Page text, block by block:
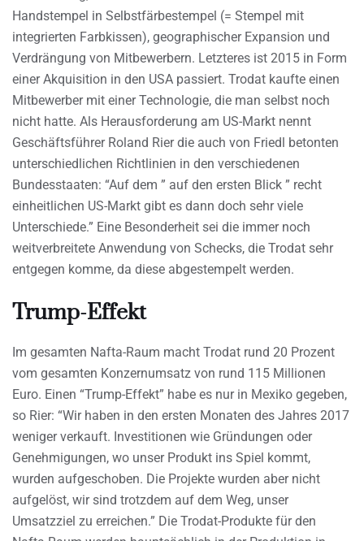
Handstempel in Selbstfärbestempel (= Stempel mit
integrierten Farbkissen), geographischer Expansion und
Verdrängung von Mitbewerbern. Letzteres ist 2015 in Form
einer Akquisition in den USA passiert. Trodat kaufte einen
Mitbewerber mit einer Technologie, die man selbst noch
nicht hatte. Als Herausforderung am US-Markt nennt
Geschäftsführer Roland Rier die auch von Friedl betonten
unterschiedlichen Richtlinien in den verschiedenen
Bundesstaaten: “Auf dem ” auf den ersten Blick ” recht
einheitlichen US-Markt gibt es dann doch sehr viele
Unterschiede.” Eine Besonderheit sei die immer noch
weitverbreitete Anwendung von Schecks, die Trodat sehr
entgegen komme, da diese abgestempelt werden.
Trump-Effekt
Im gesamten Nafta-Raum macht Trodat rund 20 Prozent
vom gesamten Konzernumsatz von rund 115 Millionen
Euro. Einen “Trump-Effekt” habe es nur in Mexiko gegeben,
so Rier: “Wir haben in den ersten Monaten des Jahres 2017
weniger verkauft. Investitionen wie Gründungen oder
Genehmigungen, wo unser Produkt ins Spiel kommt,
wurden aufgeschoben. Die Projekte wurden aber nicht
aufgelöst, wir sind trotzdem auf dem Weg, unser
Umsatzziel zu erreichen.” Die Trodat-Produkte für den